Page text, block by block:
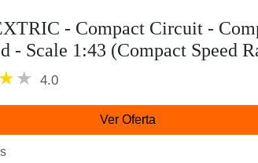
- Compact Circuit -
- Scale 1:43 (Compact Speed
4.0
Ver Oferta